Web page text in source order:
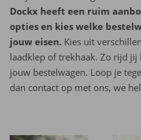
Dockx heeft een ruim
opties en kies welke
jouw eisen. Kies uit
laadklep of trekhaak. Zo rijd
jouw bestelwagen. Loop je
dan contact op met ons, we